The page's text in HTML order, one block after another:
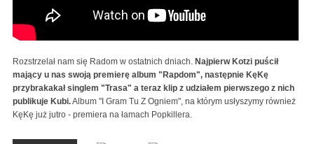
Rozstrzelał nam się Radom w ostatnich dniach. Najpierw Kotzi puścił
mający u nas swoją premierę album "Rapdom", następnie KęKę
przybrakakał singlem "Trasa" a teraz klip z udziałem pierwszego z nich
publikuje Kubi.Album "I Gram Tu Z Ogniem", na którym usłyszymy również
KęKę już jutro - premiera na łamach Popkillera.